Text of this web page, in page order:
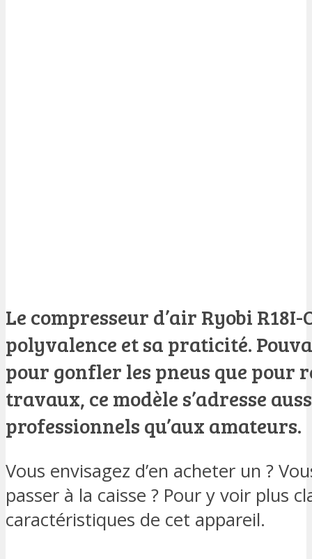
Le compresseur d’air Ryobi
polyvalence et sa praticité.
pour gonfler les pneus que pour
travaux, ce modèle s’adresse
professionnels qu’aux amateurs.
Vous envisagez d’en acheter un ?
passer à la caisse ? Pour y voir plus
caractéristiques de cet appareil.